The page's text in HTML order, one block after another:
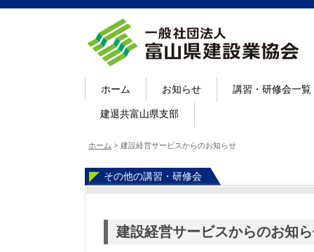
ホーム お知らせ 講習・研修会一覧
建退共富山県支部
ホーム > 建設経営サービスからのお知らせ
その他の講習・研修会
建設経営サービスからのお知